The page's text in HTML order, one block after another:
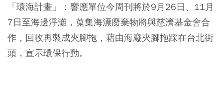
「環海計畫」： 響應單位今周刊將於9月26日、11月
7日至海邊淨灘，蒐集海漂廢棄物將與慈濟基金會合
作，回收再製成夾腳拖，藉由海廢夾腳拖踩在台北街
頭，宣示環保行動。